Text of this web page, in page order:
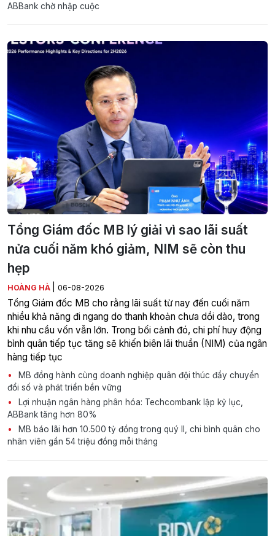
ABBank chờ nhập cuộc
Tổng Giám đốc MB lý giải vì sao lãi suất
nửa cuối năm khó giảm, NIM sẽ còn thu
hẹp
HOÀNG HÀ 06-08-2026
Tổng Giám đốc MB cho rằng lãi suất từ nay đến cuối năm
nhiều khả năng đi ngang do thanh khoản chưa dồi dào, trong
khi nhu cầu vốn vẫn lớn. Trong bối cảnh đó, chi phí huy động
bình quân tiếp tục tăng sẽ khiến biên lãi thuần (NIM) của ngân
hàng tiếp tục
MB đồng hành cùng doanh nghiệp quân đội thúc đẩy chuyển
đổi số và phát triển bền vững
Lợi nhuận ngân hàng phân hóa: Techcombank lập kỷ lục,
ABBank tăng hơn 80%
MB báo lãi hơn 10.500 tỷ đồng trong quý II, chi bình quân cho
nhân viên gần 54 triệu đồng mỗi tháng